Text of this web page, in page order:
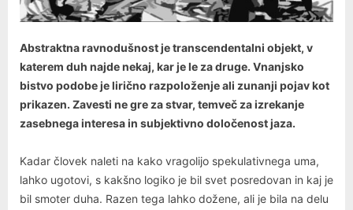
Abstraktna ravnodušnost je transcendentalni objekt, v
katerem duh najde nekaj, kar je le za druge. Vnanjsko
bistvo podobe je lirično razpoloženje ali zunanji pojav kot
prikazen. Zavesti ne gre za stvar, temveč za izrekanje
zasebnega interesa in subjektivno določenost jaza.
Kadar človek naleti na kako vragolijo spekulativnega uma,
lahko ugotovi, s kakšno logiko je bil svet posredovan in kaj je
bil smoter duha. Razen tega lahko dožene, ali je bila na delu